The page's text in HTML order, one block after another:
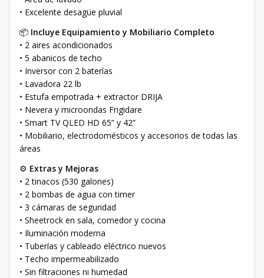
• Excelente desagüe pluvial
📦 Incluye Equipamiento y Mobiliario Completo
• 2 aires acondicionados
• 5 abanicos de techo
• Inversor con 2 baterías
• Lavadora 22 lb
• Estufa empotrada + extractor DRIJA
• Nevera y microondas Frigidare
• Smart TV QLED HD 65” y 42”
• Mobiliario, electrodomésticos y accesorios de todas las
áreas
⚙ Extras y Mejoras
• 2 tinacos (530 galones)
• 2 bombas de agua con timer
• 3 cámaras de seguridad
• Sheetrock en sala, comedor y cocina
• Iluminación moderna
• Tuberías y cableado eléctrico nuevos
• Techo impermeabilizado
• Sin filtraciones ni humedad